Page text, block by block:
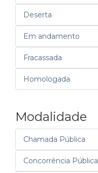
Deserta
Em andamento
Fracassada
Homologada
Modalidade
Chamada Pública
Concorrência Pública